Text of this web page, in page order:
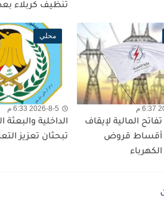
تنظيف كربلاء بعد
م
المالية لإيقاف
أقساط قروض
محلي
2026-8-5 6:33 م
الداخلية والبعثة
تبحثان تعزيز